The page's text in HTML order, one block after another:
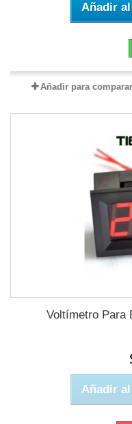
Añadir
Añadir para comparar
Voltímetro Para
Añadir